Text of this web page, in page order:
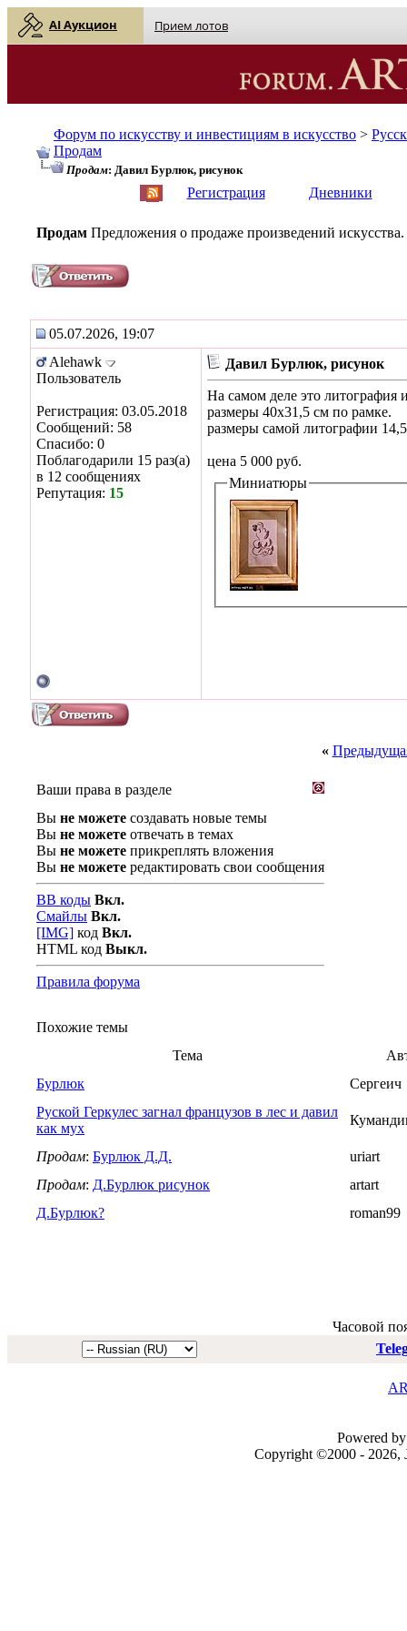
AI Аукцион Прием лотов
Форум по искусству и инвестициям в искусство >
Продам
Продам: Давил Бурлюк, рисунок
Регистрация Дневники
Продам Предложения о продаже произведений искусства.
05.07.2026, 19:07
Alehawk
Пользователь
Регистрация: 03.05.2018
Сообщений: 58
Спасибо: 0
Поблагодарили 15 раз(а)
в 12 сообщениях
Репутация: 15
Давил Бурлюк, рисунок
На самом деле это литография
размеры 40х31,5 см по рамке.
размеры самой литографии
цена 5 000 руб.
Миниатюры
«
Ваши права в разделе
Вы не можете создавать новые темы
Вы не можете отвечать в темах
Вы не можете прикреплять вложения
Вы не можете редактировать свои сообщения
BB коды Вкл.
Смайлы Вкл.
[IMG] код Вкл.
HTML код Выкл.
Правила форума
Похожие темы
Тема
Бурлюк
Сергеич
Руской Геркулес загнал французов в лес и давил
как мух
Продам: Бурлюк Д.Д.
uriart
Продам: Д.Бурлюк рисунок
artart
Д.Бурлюк?
roman99
Часовой
Powered
Copyright ©2000 - 2026,